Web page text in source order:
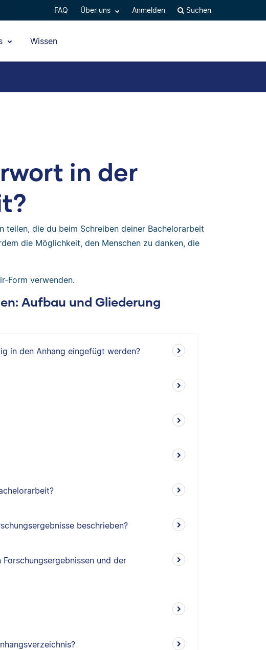
FAQ Über uns Anmelden Suchen
Wissen
in der
teilen, die du beim Schreiben deiner Bachelorarbeit
die Möglichkeit, den Menschen zu danken, die
Form verwenden.
Aufbau und Gliederung
in den Anhang eingefügt werden?
beschrieben?
und der